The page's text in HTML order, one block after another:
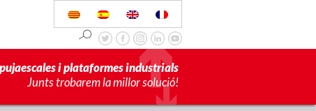
i plataformes industrials
Junts trobarem la millor solució!